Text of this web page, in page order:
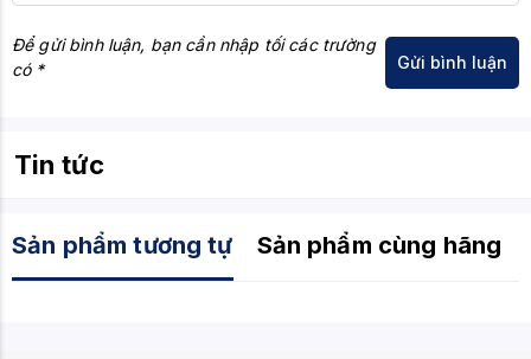
Để gửi bình luận, bạn cần nhập tối các trường
có *
Tin tức
Sản phẩm tương tự Sản phẩm cùng hãng